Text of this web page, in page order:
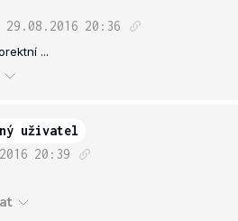
29.08.2016 20:36
...
uživatel
20:39